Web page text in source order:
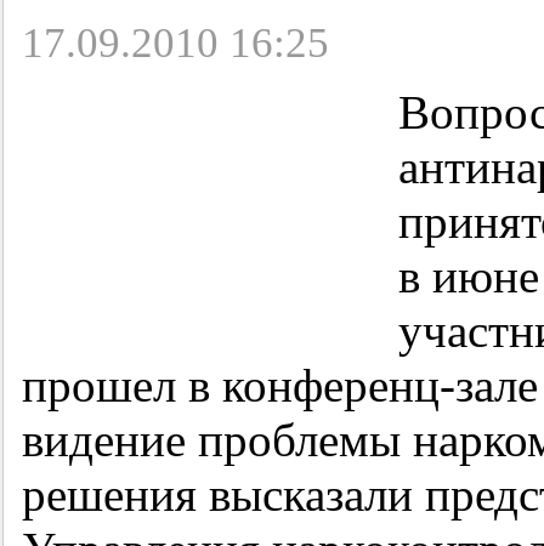
17.09.2010 16:25
в июне
прошел в конференц-
видение проблемы
решения высказали